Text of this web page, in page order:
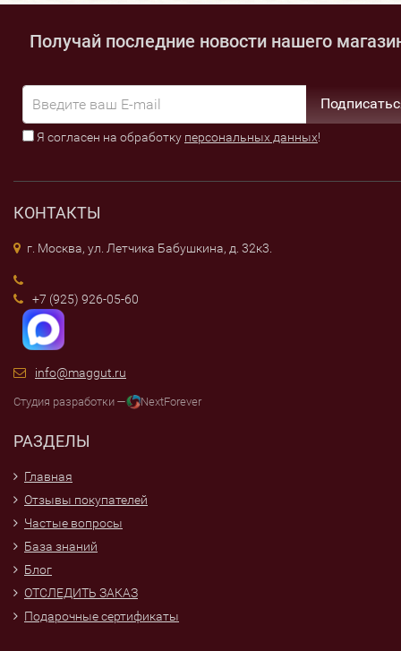
Получай последние новости нашего
Я согласен на обработку персональных данных!
КОНТАКТЫ
г. Москва, ул. Летчика Бабушкина, д. 32к3.
+7 (925) 926-05-60
info@maggut.ru
Студия разработки — NextForever
РАЗДЕЛЫ
Главная
Отзывы покупателей
Частые вопросы
База знаний
Блог
ОТСЛЕДИТЬ ЗАКАЗ
Подарочные сертификаты